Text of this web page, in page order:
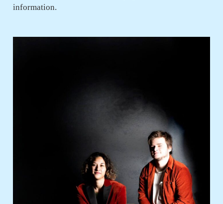
information.